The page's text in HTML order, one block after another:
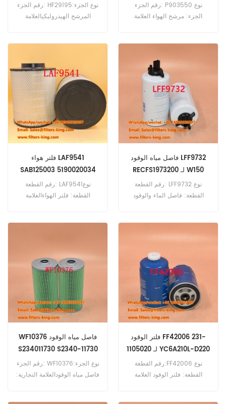
رقم الجزء: HF29195نوع الجزء:
المرشح الهيدروليكيالعلامة
الهيدروليكي 7413137 استخدام
Liebherr PR724L PR724XL
PR732.
رقم الجزء: P903550 نوع
الجزء: مرشح الهواء العلامة
Kubota B1830D B21 B2230D
B2261DB B2261HDB B2311HDB
B2350 B2410HSD
B2410HSDB.
فلتر هواء LAF9541
SAB125003 5190020034
رقم القطعة: LAF9541نوع
القطعة: فلتر الهواءالعلامة
فاصل مياه الوقود LFF9732
RECFS1973200 لـ W150
رقم القطعة: LFF9732 نوع
القطعة: فاصل الماء والوقود
RECFS1973200 مرجع متقاطع
RECFS1973200 للاستخدام مع
John Deere W150.
WF10376 فاصل مياه الوقود
S234011730 S2340-11730
رقم الجزء: WF10376نوع الجزء:
فاصل مياه الوقودالعلامة التجارية:
فلتر الوقود FF42006 231-
1105020 لـ YC6A210L-D220
رقم القطعة:FF42006 نوع
القطعة: فلتر الوقود العلامة